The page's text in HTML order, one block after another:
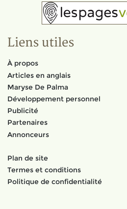
Liens utiles
À propos
Articles en anglais
Maryse De Palma
Développement personnel
Publicité
Partenaires
Annonceurs
Plan de site
Termes et conditions
Politique de confidentialité